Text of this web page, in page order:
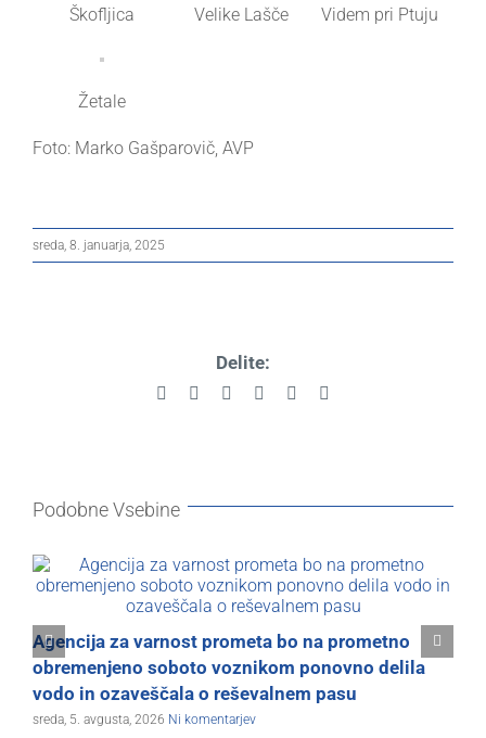
Škofljica Velike Lašče Videm pri Ptuju
Žetale
Foto: Marko Gašparovič, AVP
sreda, 8. januarja, 2025
Delite:
Facebook Reddit LinkedInPinterest
Podobne Vsebine
Agencija za varnost prometa bo na prometno
obremenjeno soboto voznikom ponovno delila
vodo in ozaveščala o reševalnem pasu
sreda, 5. avgusta, 2026 Ni komentarjev